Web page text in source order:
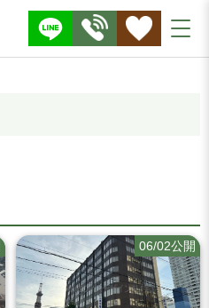
06/02公開